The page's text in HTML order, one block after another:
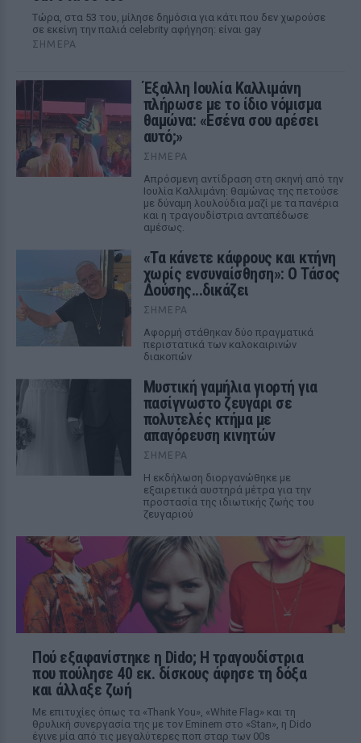
Τώρα, στα 53 του, μίλησε δημόσια για κάτι που δεν χωρούσε
σε εκείνη την παλιά celebrity αφήγηση: είναι gay
ΣΉΜΕΡΑ
Έξαλλη Ιουλία Καλλιμάνη
πλήρωσε με το ίδιο νόμισμα
θαμώνα: «Εσένα σου αρέσει
αυτό;»
ΣΉΜΕΡΑ
Απρόσμενη αντίδραση στη σκηνή από την
Ιουλία Καλλιμάνη: θαμώνας της πετούσε
με δύναμη λουλούδια μαζί με τα πανέρια
και η τραγουδίστρια ανταπέδωσε
αμέσως.
«Τα κάνετε κάφρους και κτήνη
χωρίς ενσυναίσθηση»: Ο Τάσος
Δούσης...δικάζει
ΣΉΜΕΡΑ
Αφορμή στάθηκαν δύο πραγματικά
περιστατικά των καλοκαιρινών
διακοπών
Μυστική γαμήλια γιορτή για
πασίγνωστο ζευγάρι σε
πολυτελές κτήμα με
απαγόρευση κινητών
ΣΉΜΕΡΑ
Η εκδήλωση διοργανώθηκε με
εξαιρετικά αυστηρά μέτρα για την
προστασία της ιδιωτικής ζωής του
ζευγαριού
Πού εξαφανίστηκε η Dido; Η τραγουδίστρια
που πούλησε 40 εκ. δίσκους άφησε τη δόξα
και άλλαξε ζωή
Με επιτυχίες όπως τα «Thank You», «White Flag» και τη
θρυλική συνεργασία της με τον Eminem στο «Stan», η Dido
έγινε μία από τις μεγαλύτερες ποπ σταρ των 00s